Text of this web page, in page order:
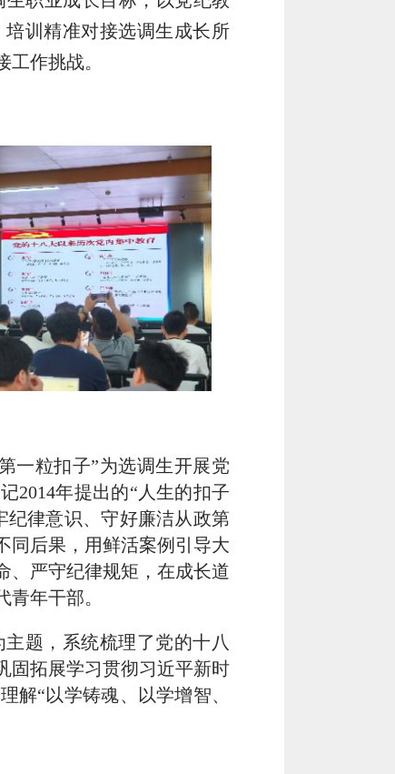
训精准对接选调生成长所
作挑战。
一粒扣子”为选调生开展党
2014年提出的“人生的扣子
纪律意识、守好廉洁从政第
同后果，用鲜活案例引导大
、严守纪律规矩，在成长道
年干部。
题，系统梳理了党的十八
固拓展学习贯彻习近平新时
解“以学铸魂、以学增智、